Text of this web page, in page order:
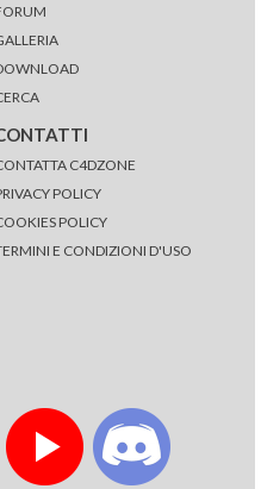
C4DZONE
POLICY
POLICY
E CONDIZIONI D'USO